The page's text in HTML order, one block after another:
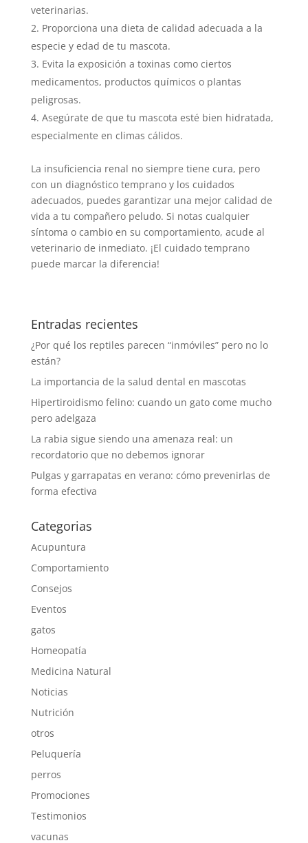
veterinarias.
Proporciona una dieta de calidad adecuada a la
especie y edad de tu mascota.
Evita la exposición a toxinas como ciertos
medicamentos, productos químicos o plantas
peligrosas.
Asegúrate de que tu mascota esté bien hidratada,
especialmente en climas cálidos.
La insuficiencia renal no siempre tiene cura, pero
con un diagnóstico temprano y los cuidados
adecuados, puedes garantizar una mejor calidad de
vida a tu compañero peludo. Si notas cualquier
síntoma o cambio en su comportamiento, acude al
veterinario de inmediato. ¡El cuidado temprano
puede marcar la diferencia!
Entradas recientes
¿Por qué los reptiles parecen “inmóviles” pero no lo
están?
La importancia de la salud dental en mascotas
Hipertiroidismo felino: cuando un gato come mucho
pero adelgaza
La rabia sigue siendo una amenaza real: un
recordatorio que no debemos ignorar
Pulgas y garrapatas en verano: cómo prevenirlas de
forma efectiva
Categorias
Acupuntura
Comportamiento
Consejos
Eventos
gatos
Homeopatía
Medicina Natural
Noticias
Nutrición
otros
Peluquería
perros
Promociones
Testimonios
vacunas